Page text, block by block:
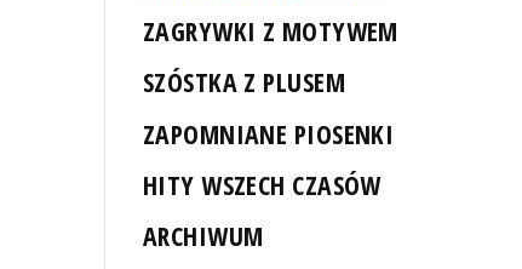
ZAGRYWKI Z MOTYWEM
SZÓSTKA Z PLUSEM
ZAPOMNIANE PIOSENKI
HITY WSZECH CZASÓW
ARCHIWUM